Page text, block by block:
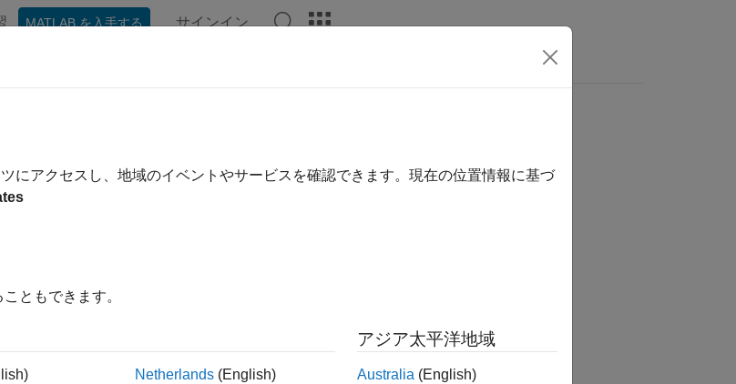
MATLAB を入手する サインイン
回転機、異常検出
動データにおける故障および異常の検出。
にアクセスし、地域のイベントやサービスを確認できます。現在の位置情報に基づ
ともできます。
Netherlands (English)
アジア太平洋地域
Australia (English)